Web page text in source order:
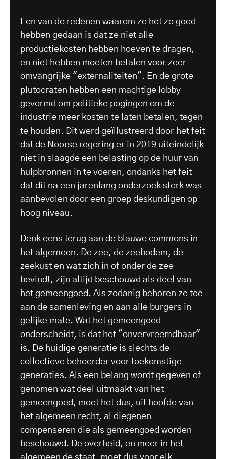
Een van de redenen waarom ze het zo goed
hebben gedaan is dat ze niet alle
productiekosten hebben hoeven te dragen,
en niet hebben moeten betalen voor zeer
omvangrijke "externaliteiten". En de grote
plutocraten hebben een machtige lobby
gevormd om politieke pogingen om de
industrie meer kosten te laten betalen, tegen
te houden. Dit werd geïllustreerd door het feit
dat de Noorse regering er in 2019 uiteindelijk
niet in slaagde een belasting op de huur van
hulpbronnen in te voeren, ondanks het feit
dat dit na een jarenlang onderzoek sterk was
aanbevolen door een groep deskundigen op
hoog niveau.
Denk eens terug aan de blauwe commons in
het algemeen. De zee, de zeebodem, de
zeekust en wat zich in of onder de zee
bevindt, zijn altijd beschouwd als deel van
het gemeengoed. Als zodanig behoren ze toe
aan de samenleving en aan alle burgers in
gelijke mate. Wat het gemeengoed
onderscheidt, is dat het "onvervreemdbaar"
is. De huidige generatie is slechts de
collectieve beheerder voor toekomstige
generaties. Als een belang wordt gegeven of
genomen wat deel uitmaakt van het
gemeengoed, moet het dus, uit hoofde van
het algemeen recht, al diegenen
compenseren die als gemeengoed worden
beschouwd. De overheid, en meer in het